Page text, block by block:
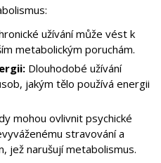
užívání může vést k
metabolickým poruchám.
Dlouhodobé užívání
jakým tělo používá energii
mohou ovlivnit psychické
stravování a
jež narušují metabolismus.